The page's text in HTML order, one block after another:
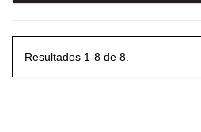
Resultados 1-8 de 8.